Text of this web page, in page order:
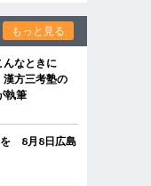
もっと見る
んなときに
方三考塾の
執筆
を 8月8日広島